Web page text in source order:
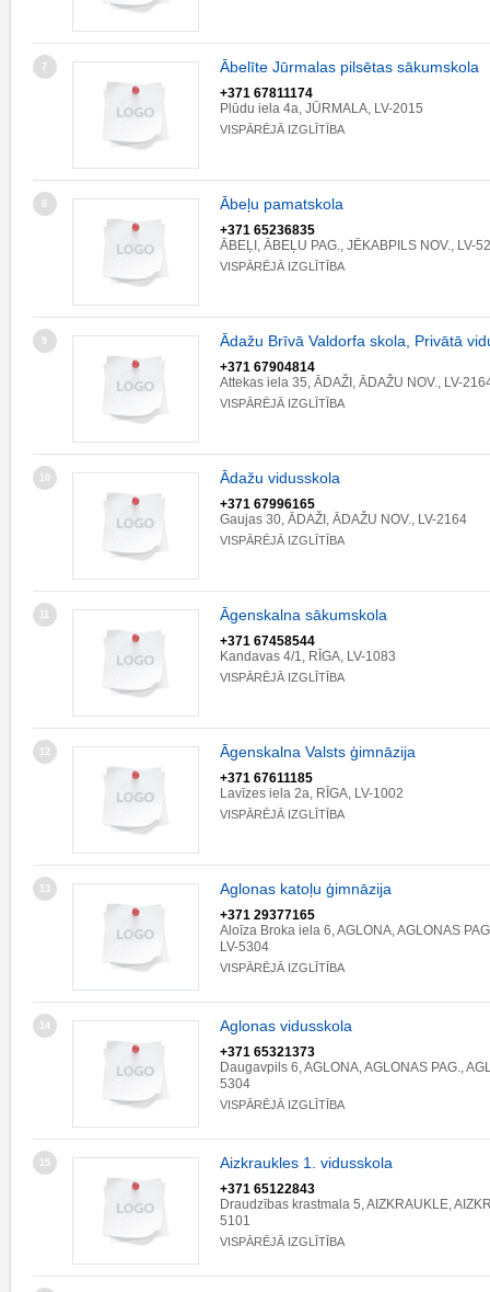
7 Ābelīte Jūrmalas pilsētas sākumskola
+371 67811174
Plūdu iela 4a, JŪRMALA, LV-2015
VISPĀRĒJĀ IZGLĪTĪBA
8 Ābeļu pamatskola
+371 65236835
ĀBEĻI, ĀBEĻU PAG., JĒKABPILS NOV., LV-
VISPĀRĒJĀ IZGLĪTĪBA
9 Ādažu Brīvā Valdorfa skola, Privātā
+371 67904814
Attekas iela 35, ĀDAŽI, ĀDAŽU NOV., LV-
VISPĀRĒJĀ IZGLĪTĪBA
10 Ādažu vidusskola
+371 67996165
Gaujas 30, ĀDAŽI, ĀDAŽU NOV., LV-2164
VISPĀRĒJĀ IZGLĪTĪBA
11 Āgenskalna sākumskola
+371 67458544
Kandavas 4/1, RĪGA, LV-1083
VISPĀRĒJĀ IZGLĪTĪBA
12 Āgenskalna Valsts ģimnāzija
+371 67611185
Lavīzes iela 2a, RĪGA, LV-1002
VISPĀRĒJĀ IZGLĪTĪBA
13 Aglonas katoļu ģimnāzija
+371 29377165
Aloīza Broka iela 6, AGLONA, AGLONAS
LV-5304
VISPĀRĒJĀ IZGLĪTĪBA
14 Aglonas vidusskola
+371 65321373
Daugavpils 6, AGLONA, AGLONAS PAG.,
5304
VISPĀRĒJĀ IZGLĪTĪBA
15 Aizkraukles 1. vidusskola
+371 65122843
Draudzības krastmala 5, AIZKRAUKLE,
5101
VISPĀRĒJĀ IZGLĪTĪBA